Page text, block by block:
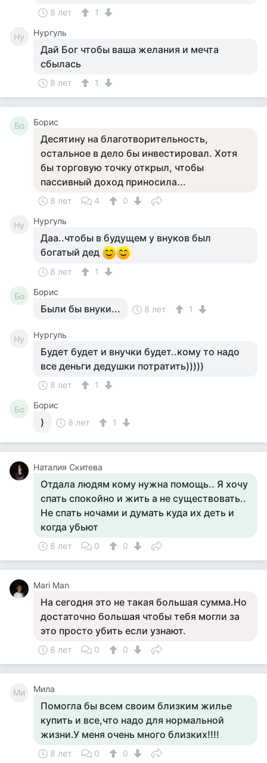
8 лет 1
Ну Нургуль
Дай Бог чтобы ваша желания и мечта
сбылась
8 лет 1
Бо Борис
Десятину на благотворительность,
остальное в дело бы инвестировал. Хотя
бы торговую точку открыл, чтобы
пассивный доход приносила...
8 лет 4 0
Ну Нургуль
Даа..чтобы в будущем у внуков был
богатый дед
8 лет 1
Бо Борис
Были бы внуки... 8 лет 1
Ну Нургуль
Будет будет и внучки будет..кому то надо
все деньги дедушки потратить)))))
8 лет 1
Бо Борис
) 8 лет 1
Наталия Скитева
Отдала людям кому нужна помощь.. Я хочу
спать спокойно и жить а не существовать..
Не спать ночами и думать куда их деть и
когда убьют
8 лет 0 0
Mari Man
На сегодня это не такая большая сумма.Но
достаточно большая чтобы тебя могли за
это просто убить если узнают.
8 лет 0 0
Ми Мила
Помогла бы всем своим близким жилье
купить и все,что надо для нормальной
жизни.У меня очень много близких!!!!
8 лет 0 0